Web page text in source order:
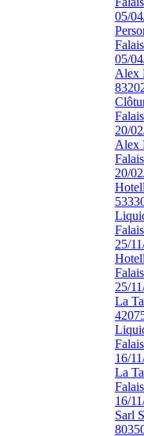
05/
05/
Alex
20/
Alex
20/
25/
25/
La
16/
La
16/
Sarl